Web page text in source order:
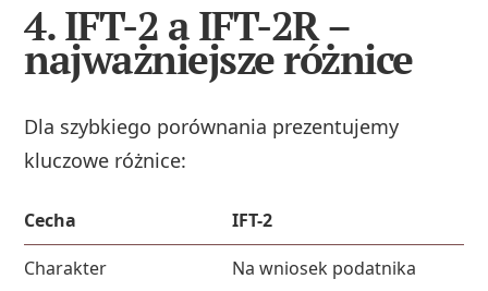
4. IFT-2 a IFT-2R –
najważniejsze różnice
Dla szybkiego porównania prezentujemy
kluczowe różnice:
Cecha
IFT-2
Charakter
Na wniosek podatnika